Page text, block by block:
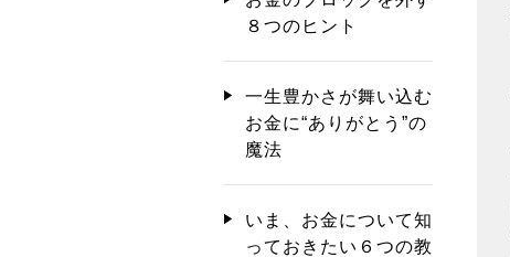
８つのヒント
一生豊かさが舞い込む
お金に“ありがとう”の
魔法
いま、お金について知
っておきたい６つの教